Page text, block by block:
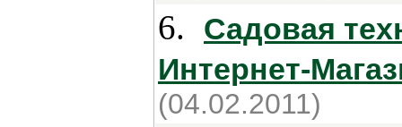
6.
Садовая
Интернет-
(04.02.2011)